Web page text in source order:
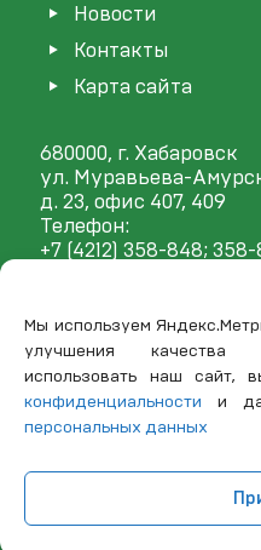
Мы используем
улучшения качества
использовать наш сайт,
конфиденциальности и
персональных данных
Новости
Контакты
Карта сайта
680000, г. Хабаровск
ул. Муравьева-
д. 23, офис 407, 409
Телефон:
+7 (4212) 358-848; 358-
© 2025 Тех.